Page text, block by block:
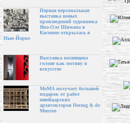
Первая персональная
выставка новых
произведений художника
Яна-Оле Шимана в
Касмине открылась в
Нью-Йорке
Выставка посвящена
голове как мотиву в
искусстве
МоМА получает большой
подарок от работ
швейцарских
архитекторов Herzog & de
Meuron